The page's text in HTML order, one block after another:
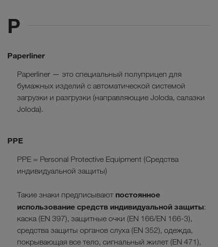
P
Paperliner
Paperliner — это специальный полуприцеп для
бумажных изделий с автоматической системой
загрузки и разгрузки (направляющие Joloda, салазки
Joloda).
PPE
PPE = Personal Protective Equipment (Средства
индивидуальной защиты)
Такие знаки предписывают постоянное
использование средств индивидуальной защиты:
каска (EN 397), защитные очки (EN 166/EN 166-3),
средства защиты органов слуха (EN 352), одежда,
покрывающая все тело, сигнальный жилет (EN 471),